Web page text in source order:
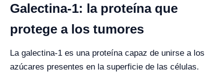
Galectina-1: la proteína que
protege a los tumores
La galectina-1 es una proteína capaz de unirse a los
azúcares presentes en la superficie de las células.